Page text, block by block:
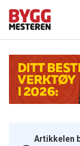
Artikkelen